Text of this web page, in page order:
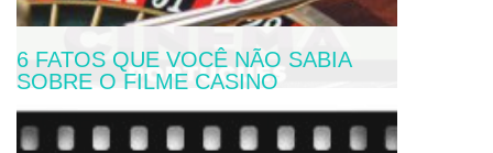
6 FATOS QUE VOCÊ NÃO SABIA
SOBRE O FILME CASINO
O CINEMA NO ESTADO NOVO